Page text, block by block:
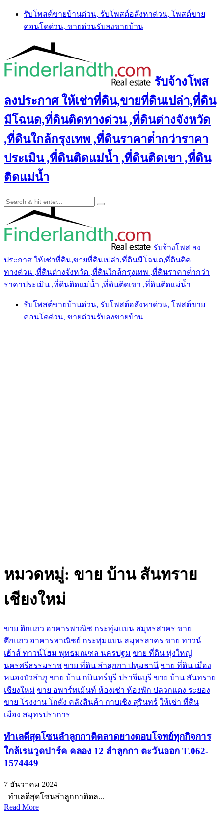
Skip
content
รับโพสต์ขายบ้านด่วน, รับโพสต์อสังหาด่วน, โพสต์ขาย
คอนโดด่วน, ขายด่วนรับลงขายบ้าน
รับจ้างโพส
ลงประกาศ ให้เช่าที่ดิน,ขายที่ดินเปล่า,ที่ดิน
มีโฉนด,ที่ดินติดทางด่วน ,ที่ดินต่างจังหวัด
,ที่ดินใกล้กรุงเทพ ,ที่ดินราคาต่ํากว่าราคา
ประเมิน ,ที่ดินติดแม่น้ำ ,ที่ดินติดเขา ,ที่ดิน
ติดแม่น้ำ
รับจ้างโพส ลง
ประกาศ ให้เช่าที่ดิน,ขายที่ดินเปล่า,ที่ดินมีโฉนด,ที่ดินติด
ทางด่วน ,ที่ดินต่างจังหวัด ,ที่ดินใกล้กรุงเทพ ,ที่ดินราคาต่ํากว่า
ราคาประเมิน ,ที่ดินติดแม่น้ำ ,ที่ดินติดเขา ,ที่ดินติดแม่น้ำ
รับโพสต์ขายบ้านด่วน, รับโพสต์อสังหาด่วน, โพสต์ขาย
คอนโดด่วน, ขายด่วนรับลงขายบ้าน
หมวดหมู่: ขาย บ้าน สันทราย
เชียงใหม่
ขาย ตึกแถว อาคารพาณิช กระทุ่มแบน สมุทรสาคร ขาย
ตึกแถว อาคารพาณิชย์ กระทุ่มแบน สมุทรสาคร ขาย ทาวน์
เฮ้าส์ ทาวน์โฮม พุทธมณฑล นครปฐม ขาย ที่ดิน ทุ่งใหญ่
นครศรีธรรมราช ขาย ที่ดิน ลำลูกกา ปทุมธานี ขาย ที่ดิน เมือง
หนองบัวลำภู ขาย บ้าน กบินทร์บุรี ปราจีนบุรี ขาย บ้าน สันทราย
เชียงใหม่ ขาย อพาร์ทเม้นท์ ห้องเช่า ห้องพัก ปลวกแดง ระยอง
ขาย โรงงาน โกดัง คลังสินค้า กาบเชิง สุรินทร์ ให้เช่า ที่ดิน
เมือง สมุทรปราการ
ทำเลดีสุดโซนลำลูกกาติดลาดยางตอบโจทย์ทุกกิจการ
ใกล้เรนวูดปาร์ค คลอง 12 ลำลูกกา ตะวันออก T.062-
1574449
7 ธันวาคม 2024
ทำเลดีสุดโซนลำลูกกาติดล...
Read More